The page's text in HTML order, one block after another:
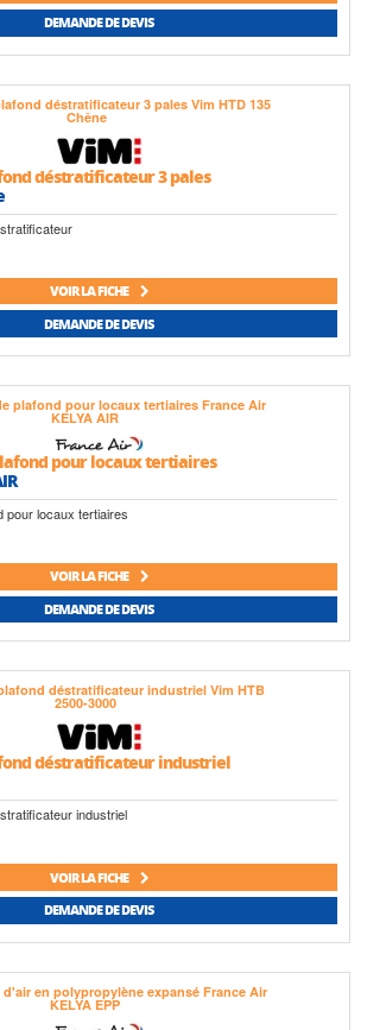
DEMANDE DE DEVIS
déstratificateur 3 pales
VOIR LA FICHE
DEMANDE DE DEVIS
pour locaux tertiaires
pour locaux tertiaires
VOIR LA FICHE
DEMANDE DE DEVIS
déstratificateur industriel
industriel
VOIR LA FICHE
DEMANDE DE DEVIS